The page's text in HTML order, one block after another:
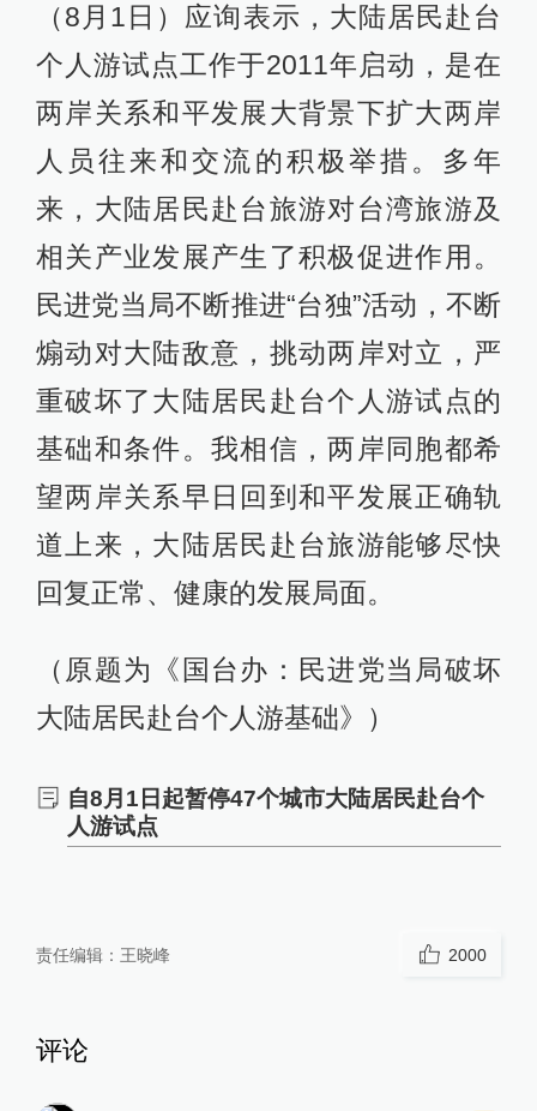
（8月1日）应询表示，大陆居民赴台
个人游试点工作于2011年启动，是在
两岸关系和平发展大背景下扩大两岸
人员往来和交流的积极举措。多年
来，大陆居民赴台旅游对台湾旅游及
相关产业发展产生了积极促进作用。
民进党当局不断推进“台独”活动，不断
煽动对大陆敌意，挑动两岸对立，严
重破坏了大陆居民赴台个人游试点的
基础和条件。我相信，两岸同胞都希
望两岸关系早日回到和平发展正确轨
道上来，大陆居民赴台旅游能够尽快
回复正常、健康的发展局面。
（原题为《国台办：民进党当局破坏
大陆居民赴台个人游基础》）
自8月1日起暂停47个城市大陆居民赴台个
人游试点
责任编辑： 王晓峰 2000
评论